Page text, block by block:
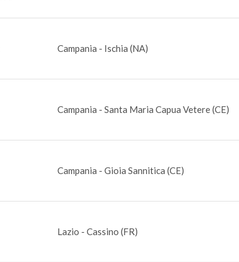
Campania - Ischia (NA)
Campania - Santa Maria Capua Vetere (CE)
Campania - Gioia Sannitica (CE)
Lazio - Cassino (FR)